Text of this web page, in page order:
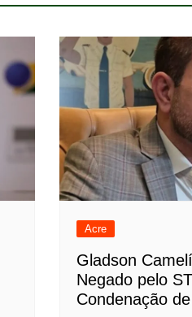
Acre
Gladson
Negado pelo
Condenação